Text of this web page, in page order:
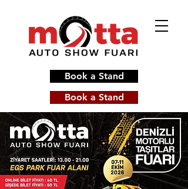
Book a Stand
Book a Stand